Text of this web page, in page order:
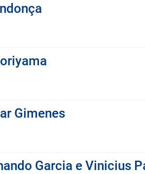
Gimenes
Garcia e Vinicius